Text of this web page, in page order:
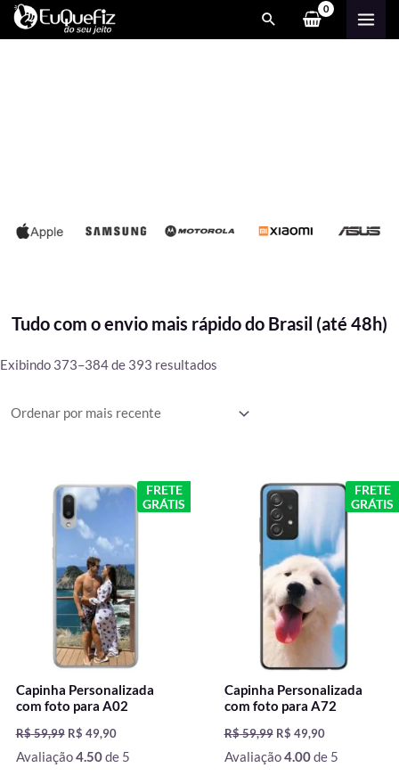
Tudo com o envio mais rápido do Brasil (até 48h)
Exibindo 373–384 de 393 resultados
mais
FRETE
GRÁTIS
Capinha Personalizada
com foto para A02
R$59,99
O
preço
original
era:
R$ 59,99.
R$ 49,90
O
preço
R$ 49,90.
Avaliação4.50de 5
FRETE
GRÁTIS
Capinha Personalizada
com foto para A72
R$59,99
O
preço
original
era:
R$ 59,99.
R$ 49,90
O
preço
é:
R$ 49,90.
Avaliação4.00de 5